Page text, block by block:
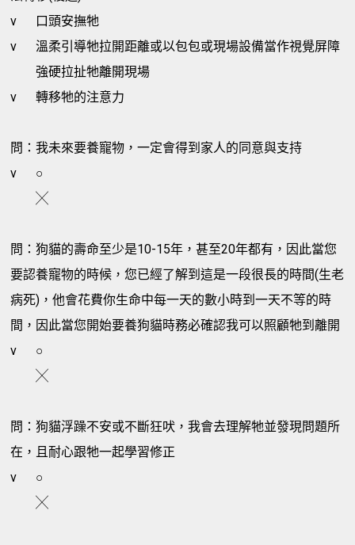
v
口頭安撫牠
v
溫柔引導牠拉開距離或以包包或現場設備當作視覺屏障
強硬拉扯牠離開現場
v
轉移牠的注意力
問：我未來要養寵物，一定會得到家人的同意與支持
v
○
╳
問：狗貓的壽命至少是10-15年，甚至20年都有，因此當您
要認養寵物的時候，您已經了解到這是一段很長的時間(生老
病死)，他會花費你生命中每一天的數小時到一天不等的時
間，因此當您開始要養狗貓時務必確認我可以照顧牠到離開
v
○
╳
問：狗貓浮躁不安或不斷狂吠，我會去理解牠並發現問題所
在，且耐心跟牠一起學習修正
v
○
╳